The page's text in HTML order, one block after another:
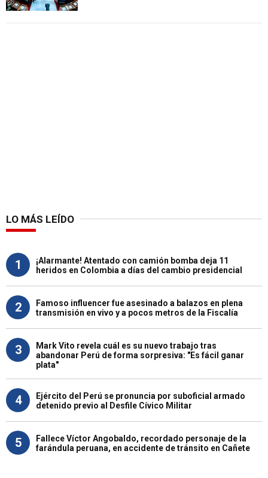
LO MÁS LEÍDO
1
¡Alarmante! Atentado con camión bomba deja 11
heridos en Colombia a días del cambio presidencial
2
Famoso influencer fue asesinado a balazos en plena
transmisión en vivo y a pocos metros de la Fiscalía
3
Mark Vito revela cuál es su nuevo trabajo tras
abandonar Perú de forma sorpresiva: "Es fácil ganar
plata"
4
Ejército del Perú se pronuncia por suboficial armado
detenido previo al Desfile Cívico Militar
5
Fallece Víctor Angobaldo, recordado personaje de la
farándula peruana, en accidente de tránsito en Cañete